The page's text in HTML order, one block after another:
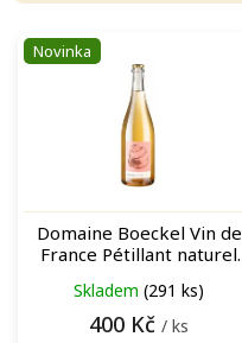
V
o
Novinka
Domaine Boeckel Vin de
France Pétillant naturel
Skladem (291 ks)
400 Kč / ks